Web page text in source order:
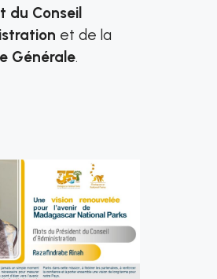
du Conseil
et de la
Générale.